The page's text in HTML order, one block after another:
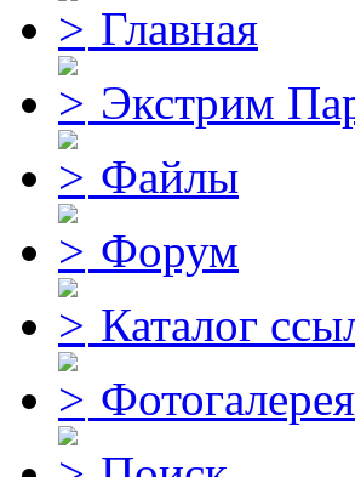
Главная
Экстрим
Файлы
Форум
Каталог
Фотогалерея